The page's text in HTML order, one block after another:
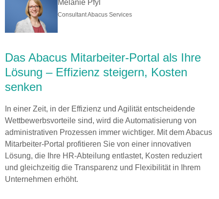
Melanie Pfyl
Consultant Abacus Services
Das Abacus Mitarbeiter-Portal als Ihre
Lösung – Effizienz steigern, Kosten
senken
In einer Zeit, in der Effizienz und Agilität entscheidende
Wettbewerbsvorteile sind, wird die Automatisierung von
administrativen Prozessen immer wichtiger. Mit dem Abacus
Mitarbeiter-Portal profitieren Sie von einer innovativen
Lösung, die Ihre HR-Abteilung entlastet, Kosten reduziert
und gleichzeitig die Transparenz und Flexibilität in Ihrem
Unternehmen erhöht.